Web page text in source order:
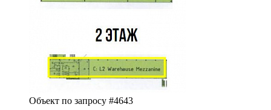
Объект по запросу #4643